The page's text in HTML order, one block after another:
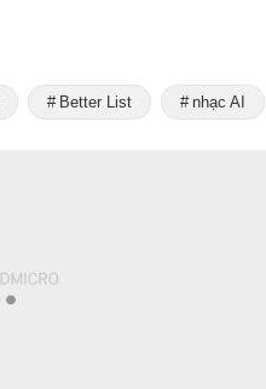
Better List nhạc AI